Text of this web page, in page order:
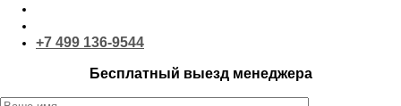
+7 499 136-9544
Бесплатный выезд менеджера